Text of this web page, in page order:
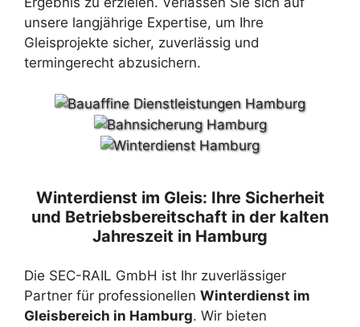
unsere langjährige Expertise, um Ihre
Gleisprojekte sicher, zuverlässig und
termingerecht abzusichern.
Winterdienst im Gleis: Ihre Sicherheit
und Betriebsbereitschaft in der kalten
Jahreszeit in Hamburg
Die SEC-RAIL GmbH ist Ihr zuverlässiger
Partner für professionellen Winterdienst im
Gleisbereich in Hamburg. Wir bieten